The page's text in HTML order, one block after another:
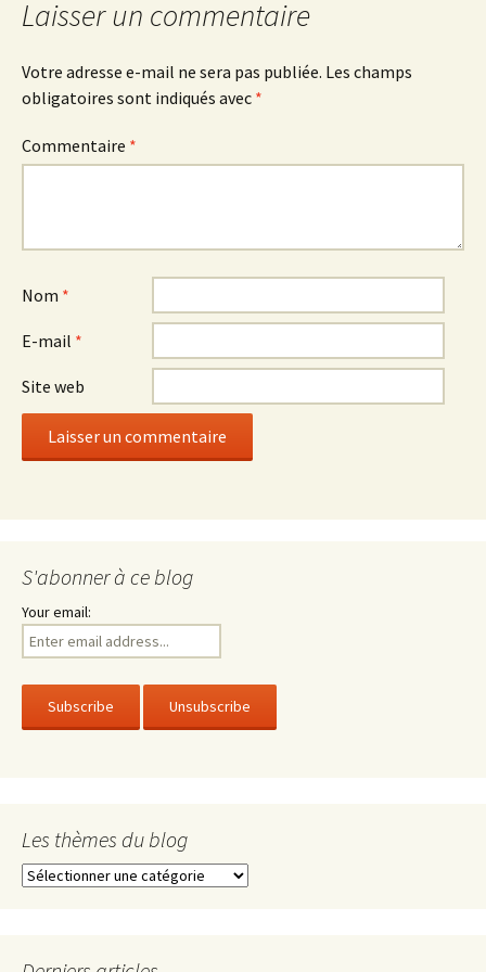
Laisser un commentaire
Votre adresse e-mail ne sera pas publiée. Les champs
obligatoires sont indiqués avec *
Commentaire *
Nom *
E-mail *
Site web
S'abonner à ce blog
Your email:
Les thèmes du blog
Les